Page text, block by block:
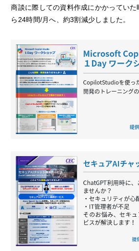
商談に際しての資料作成にかかってい
ら24時間/月へ、約3割減少しました。